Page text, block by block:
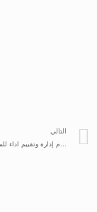
التالي
كيف تؤسس نظام إدارة وتقييم اداء للموظفين بشكل تطبيقي